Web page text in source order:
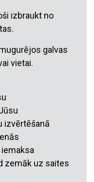
izbraukt no
galvas
vietai.
izvērtēšanā
zemāk uz saites